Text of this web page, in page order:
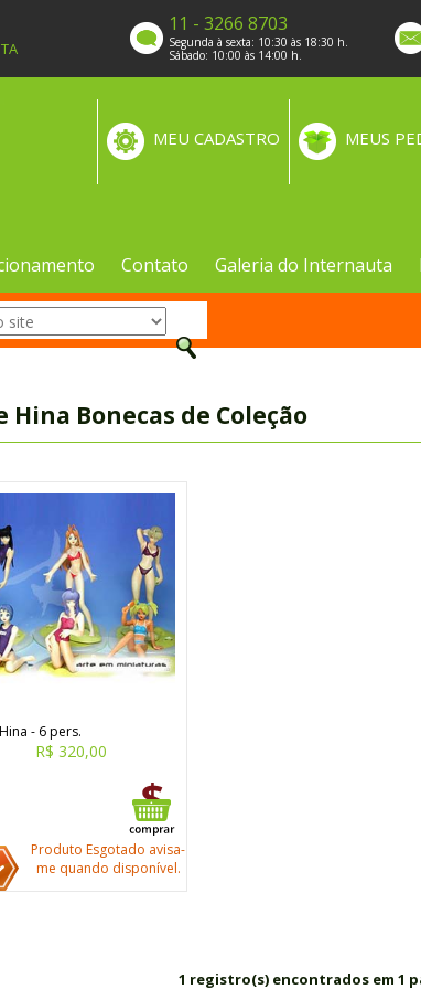
11 - 3266 8703
Segunda à sexta: 10:30 às 18:30 h.
Sábado: 10:00 às 14:00 h.
MEUS
MEU CADASTRO
Contato Galeria do Internauta
Hina Bonecas de Coleção
- 6 pers.
R$ 320,00
Produto Esgotado avisa-
me quando disponível.
1 registro(s) encontrados em 1